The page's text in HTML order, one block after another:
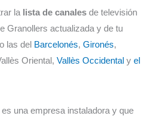
la lista de canales de televisión
Granollers actualizada y de tu
las del Barcelonés,Gironés,
Oriental,Vallès Occidental yel
es una empresa instaladora y que